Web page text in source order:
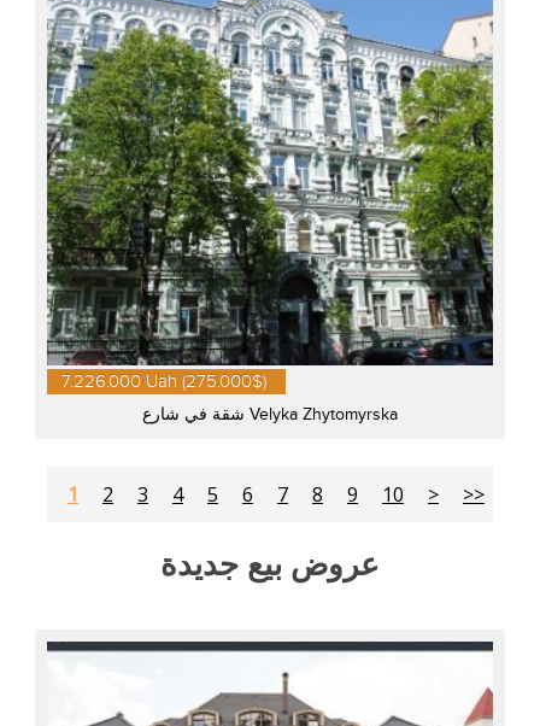
7.226.000 Uah (275.000$)
شقة في شارع Velyka Zhytomyrska
1 2 3 4 5 6 7 8 9 10 > >>
عروض بيع جديدة